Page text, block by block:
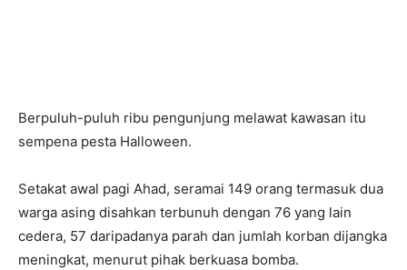
Berpuluh-puluh ribu pengunjung melawat kawasan itu
sempena pesta Halloween.
Setakat awal pagi Ahad, seramai 149 orang termasuk dua
warga asing disahkan terbunuh dengan 76 yang lain
cedera, 57 daripadanya parah dan jumlah korban dijangka
meningkat, menurut pihak berkuasa bomba.